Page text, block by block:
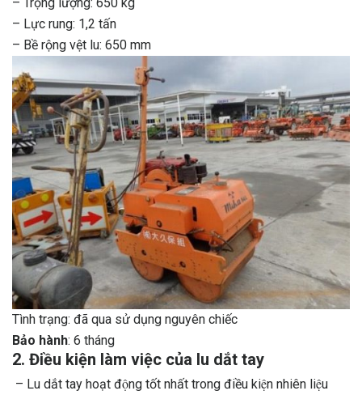
– Lực rung: 1,2 tấn
– Bề rộng vệt lu: 650 mm
Tình trạng: đã qua sử dụng nguyên chiếc
Bảo hành: 6 tháng
2. Điều kiện làm việc của lu dắt tay
– Lu dắt tay hoạt động tốt nhất trong điều kiện nhiên liệu